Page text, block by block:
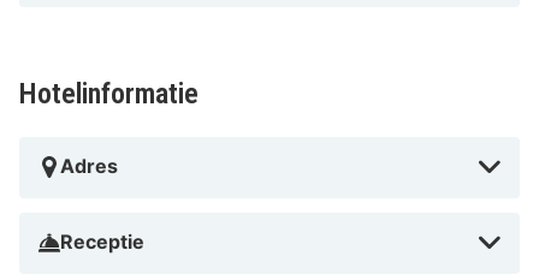
Hotelinformatie
Adres
Receptie